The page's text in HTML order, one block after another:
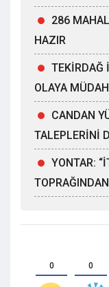
286
HAZIR
TEKİRDAĞ
OLAYA
CANDAN
TALEPLERİNİ
YONTAR:
0 0